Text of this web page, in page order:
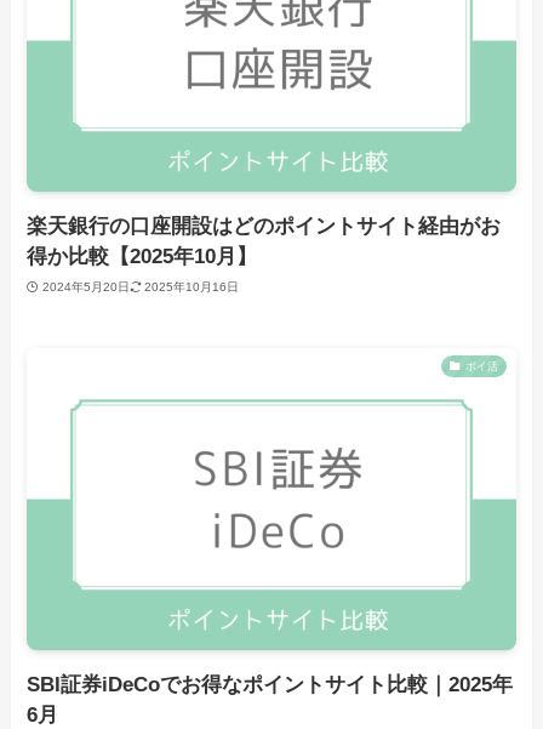
楽天銀行の口座開設はどのポイントサイト経由がお
得か比較【2025年10月】
2024年5月20日 2025年10月16日
ポイ活
SBI証券iDeCoでお得なポイントサイト比較｜2025年
6月